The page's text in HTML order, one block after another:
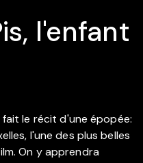
l'enfant
le récit d'une épopée:
l'une des plus belles
On y apprendra